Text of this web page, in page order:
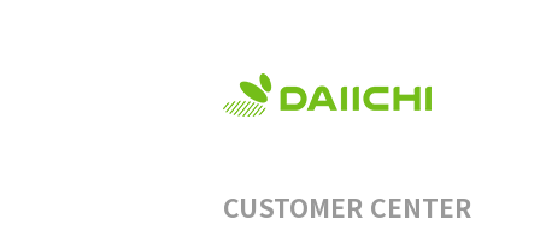
CUSTOMER CENTER